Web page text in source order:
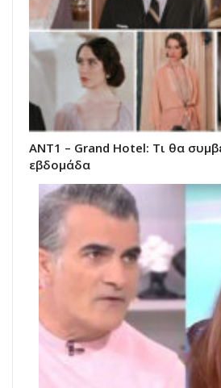
ΑΝΤ1 – Grand Hotel: Τι θα
εβδομάδα